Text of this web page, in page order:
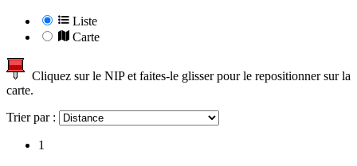
Liste
Carte
Cliquez sur le NIP et faites-le glisser pour le repositionner sur la
carte.
Trier par :
1